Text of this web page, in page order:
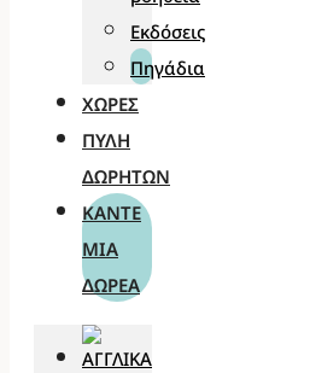
Εκδόσεις
Πηγάδια
ΧΏΡΕΣ
ΠΎΛΗ
ΔΩΡΗΤΏΝ
ΚΆΝΤΕ
ΜΊΑ
ΔΩΡΕΆ